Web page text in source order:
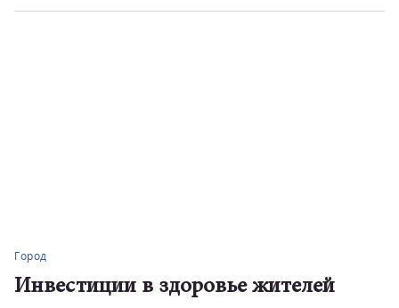
Город
Инвестиции в здоровье жителей